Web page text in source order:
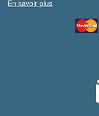
En savoir plus